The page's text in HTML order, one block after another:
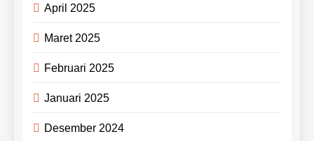
April 2025
Maret 2025
Februari 2025
Januari 2025
Desember 2024